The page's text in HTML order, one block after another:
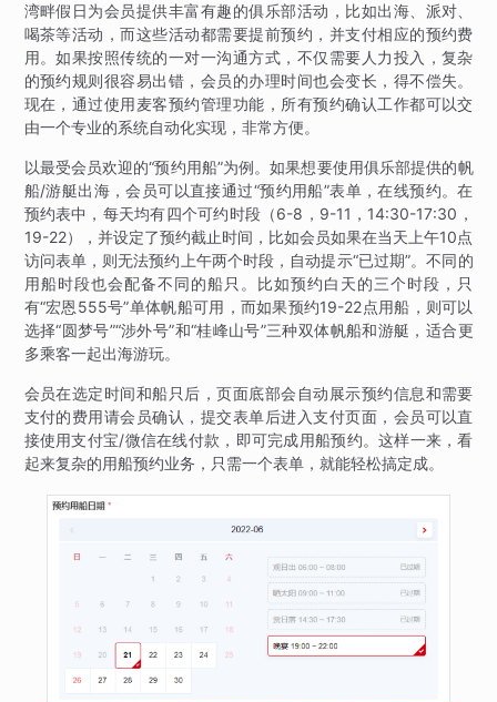
湾畔假日为会员提供丰富有趣的俱乐部活动，比如出海、派对、
喝茶等活动，而这些活动都需要提前预约，并支付相应的预约费
用。如果按照传统的一对一沟通方式，不仅需要人力投入，复杂
的预约规则很容易出错，会员的办理时间也会变长，得不偿失。
现在，通过使用麦客预约管理功能，所有预约确认工作都可以交
由一个专业的系统自动化实现，非常方便。
以最受会员欢迎的“预约用船”为例。如果想要使用俱乐部提供的帆
船/游艇出海，会员可以直接通过“预约用船”表单，在线预约。在
预约表中，每天均有四个可约时段（6-8，9-11，14:30-17:30，
19-22），并设定了预约截止时间，比如会员如果在当天上午10点
访问表单，则无法预约上午两个时段，自动提示“已过期”。不同的
用船时段也会配备不同的船只。比如预约白天的三个时段，只
有“宏恩555号”单体帆船可用，而如果预约19-22点用船，则可以
选择“圆梦号”“涉外号”和“桂峰山号”三种双体帆船和游艇，适合更
多乘客一起出海游玩。
会员在选定时间和船只后，页面底部会自动展示预约信息和需要
支付的费用请会员确认，提交表单后进入支付页面，会员可以直
接使用支付宝/微信在线付款，即可完成用船预约。这样一来，看
起来复杂的用船预约业务，只需一个表单，就能轻松搞定成。